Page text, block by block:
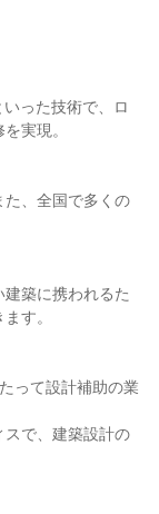
った技術で、ロ
実現。
た、全国で多くの
築に携われるた
す。
って設計補助の業
スで、建築設計の